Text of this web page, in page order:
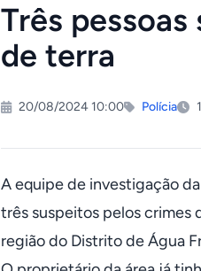
Três
de terra
20/08/2024 10:00 Polícia
A equipe de investigação
três suspeitos pelos crimes
região do Distrito de Água